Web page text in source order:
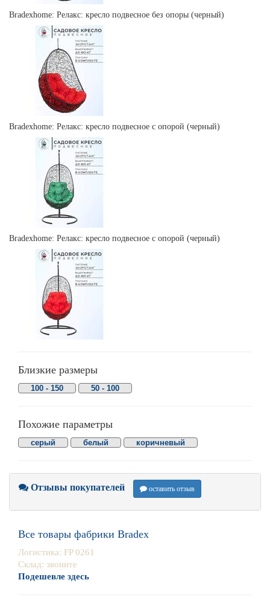
Bradexhome: Релакс: кресло подвесное без опоры (черный)
Bradexhome: Релакс: кресло подвесное с опорой (черный)
Bradexhome: Релакс: кресло подвесное с опорой (черный)
Близкие размеры
100 - 150 50 - 100
Похожие параметры
серый белый коричневый
Отзывы покупателей оставить отзыв
Все товары фабрики Bradex
Логистика: FP 0261
Склад: звоните
Подешевле здесь